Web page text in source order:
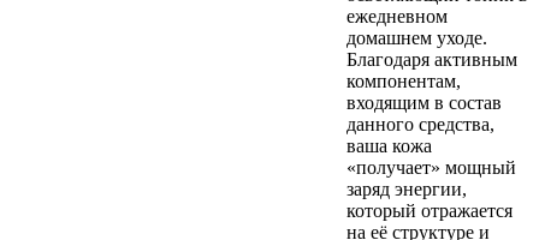
ежедневном
домашнем уходе.
Благодаря активным
компонентам,
входящим в состав
данного средства,
ваша кожа
«получает» мощный
заряд энергии,
который отражается
на её структуре и